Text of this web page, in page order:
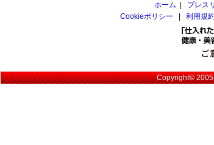
ホーム
プレス
Cookieポリシー
利用規
Copyright©